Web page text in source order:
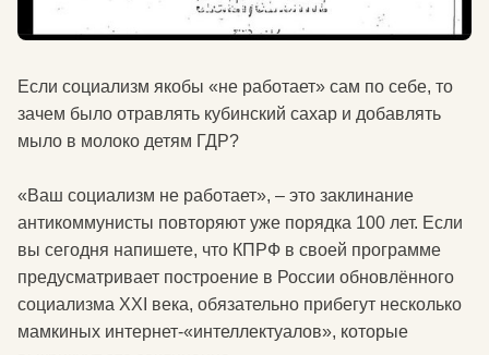
Если социализм якобы «не работает» сам по себе, то
зачем было отравлять кубинский сахар и добавлять
мыло в молоко детям ГДР?
«Ваш социализм не работает», – это заклинание
антикоммунисты повторяют уже порядка 100 лет. Если
вы сегодня напишете, что КПРФ в своей программе
предусматривает построение в России обновлённого
социализма XXI века, обязательно прибегут несколько
мамкиных интернет-«интеллектуалов», которые